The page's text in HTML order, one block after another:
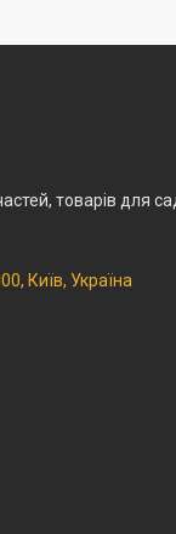
товарів для
Київ, Україна